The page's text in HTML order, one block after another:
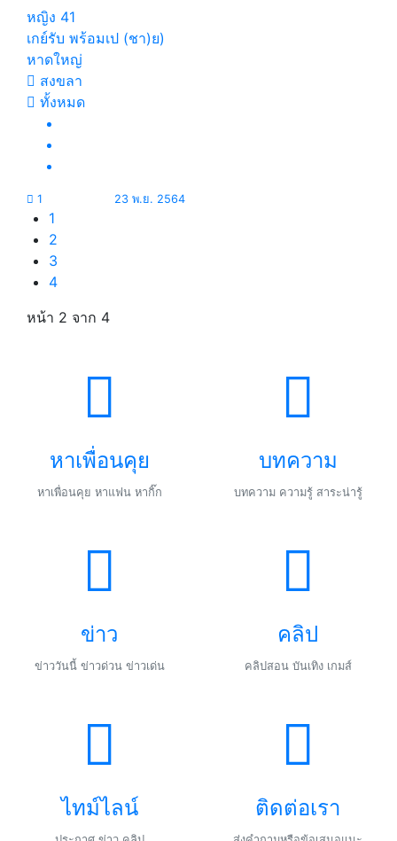
หญิง 41
เกย์รับ พร้อมเป (ชา)ย)
หาดใหญ่
สงขลา
ทั้งหมด
1 23 พ.ย. 2564
1
2
3
4
หน้า 2 จาก 4
หาเพื่อนคุย
หาเพื่อนคุย หาแฟน หากิ๊ก
บทความ
บทความ ความรู้ สาระน่ารู้
ข่าว
ข่าววันนี้ ข่าวด่วน ข่าวเด่น
คลิป
คลิปสอน บันเทิง เกมส์
ไทม์ไลน์ ติดต่อเรา